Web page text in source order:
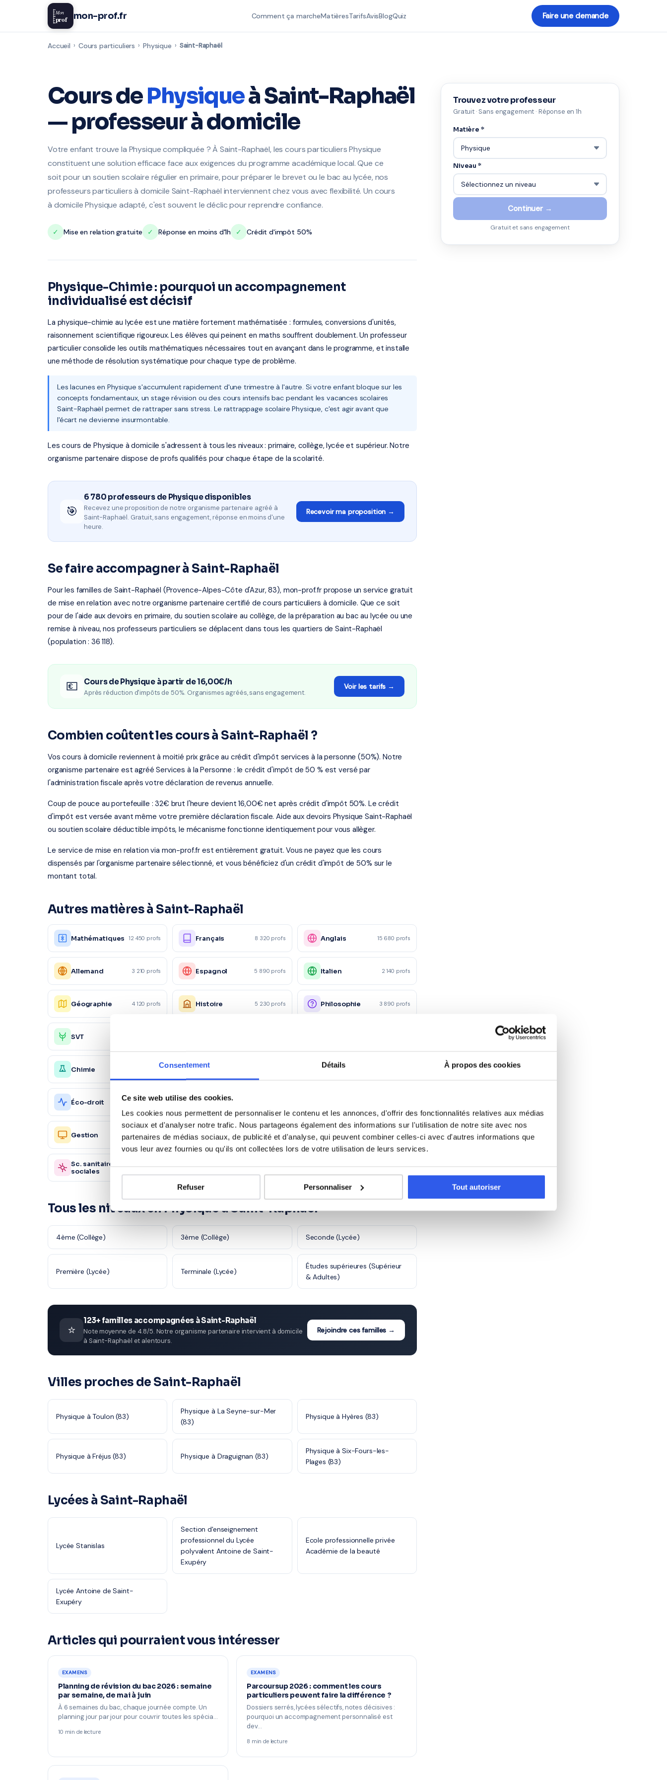
Consentement Détails À propos des cookies
Ce site web utilise des cookies.
Les cookies nous permettent de personnaliser le contenu et les annonces, d'offrir des fonctionnalités relatives aux médias
sociaux et d'analyser notre trafic. Nous partageons également des informations sur l'utilisation de notre site avec nos
partenaires de médias sociaux, de publicité et d'analyse, qui peuvent combiner celles-ci avec d'autres informations que
vous leur avez fournies ou qu'ils ont collectées lors de votre utilisation de leurs services.
Refuser Personnaliser Tout autoriser
Mon
prof mon-prof.fr Comment ça marcheMatièresTarifsAvisBlogQuiz Faire une demande
Accueil › Cours particuliers › Physique › Saint-Raphaël
Cours dePhysiqueà Saint-Raphaël
— professeur à domicile
Votre enfant trouve la Physique compliquée ? À Saint-Raphaël, les cours particuliers Physique
constituent une solution efficace face aux exigences du programme académique local. Que ce
soit pour un soutien scolaire régulier en primaire, pour préparer le brevet ou le bac au lycée, nos
professeurs particuliers à domicile Saint-Raphaël interviennent chez vous avec flexibilité. Un cours
à domicile Physique adapté, c'est souvent le déclic pour reprendre confiance.
✓ Mise en relation gratuite ✓ Réponse en moins d'1h ✓ Crédit d'impôt 50%
Physique-Chimie : pourquoi un accompagnement
individualisé est décisif
La physique-chimie au lycée est une matière fortement mathématisée : formules, conversions d'unités,
raisonnement scientifique rigoureux. Les élèves qui peinent en maths souffrent doublement. Un professeur
particulier consolide les outils mathématiques nécessaires tout en avançant dans le programme, et installe
une méthode de résolution systématique pour chaque type de problème.
Les lacunes en Physique s'accumulent rapidement d'une trimestre à l'autre. Si votre enfant bloque sur les
concepts fondamentaux, un stage révision ou des cours intensifs bac pendant les vacances scolaires
Saint-Raphaël permet de rattraper sans stress. Le rattrappage scolaire Physique, c'est agir avant que
l'écart ne devienne insurmontable.
Les cours de Physique à domicile s'adressent à tous les niveaux : primaire, collège, lycée et supérieur. Notre
organisme partenaire dispose de profs qualifiés pour chaque étape de la scolarité.
🎯
6 780 professeurs de Physique disponibles
Recevez une proposition de notre organisme partenaire agréé à
Saint-Raphaël. Gratuit, sans engagement, réponse en moins d'une
heure.
Recevoir ma proposition →
Se faire accompagner à Saint-Raphaël
Pour les familles de Saint-Raphaël (Provence-Alpes-Côte d'Azur, 83), mon-prof.fr propose un service gratuit
de mise en relation avec notre organisme partenaire certifié de cours particuliers à domicile. Que ce soit
pour de l'aide aux devoirs en primaire, du soutien scolaire au collège, de la préparation au bac au lycée ou une
remise à niveau, nos professeurs particuliers se déplacent dans tous les quartiers de Saint-Raphaël
(population : 36 118).
💶 Cours de Physique à partir de 16,00€/h
Après réduction d'impôts de 50%. Organismes agréés, sans engagement.
Voir les tarifs →
Combien coûtent les cours à Saint-Raphaël ?
Vos cours à domicile reviennent à moitié prix grâce au crédit d'impôt services à la personne (50%). Notre
organisme partenaire est agréé Services à la Personne : le crédit d'impôt de 50 % est versé par
l'administration fiscale après votre déclaration de revenus annuelle.
Coup de pouce au portefeuille : 32€ brut l'heure devient 16,00€ net après crédit d'impôt 50%. Le crédit
d'impôt est versée avant même votre première déclaration fiscale. Aide aux devoirs Physique Saint-Raphaël
ou soutien scolaire déductible impôts, le mécanisme fonctionne identiquement pour vous allèger.
Le service de mise en relation via mon-prof.fr est entièrement gratuit. Vous ne payez que les cours
dispensés par l'organisme partenaire sélectionné, et vous bénéficiez d'un crédit d'impôt de 50% sur le
montant total.
Autres matières à Saint-Raphaël
Mathématiques 12 450 profs Français 8 320 profs Anglais 15 680 profs
Allemand 3 210 profs Espagnol 5 890 profs Italien 2 140 profs
Géographie 4 120 profs Histoire 5 230 profs Philosophie 3 890 profs
SVT
Chimie 4 150 profs Économie Droit
Éco-droit 1 560 profs
Action
Gestion 2 450 profs
Humaines
1 120 profs
sociale
980 profs
Sc. sanitaires et
sociales
Tous les niveaux en Physique à Saint-Raphaël
4ème (Collège) 3ème (Collège) Seconde (Lycée)
Première (Lycée) Terminale (Lycée)
Études supérieures (Supérieur
& Adultes)
⭐
123+ familles accompagnées à Saint-Raphaël
Note moyenne de 4.8/5. Notre organisme partenaire intervient à domicile
à Saint-Raphaël et alentours.
Rejoindre ces familles →
Villes proches de Saint-Raphaël
Physique à Toulon (83)
Physique à La Seyne-sur-Mer
(83)
Physique à Hyères (83)
Physique à Fréjus (83) Physique à Draguignan (83)
Physique à Six-Fours-les-
Plages (83)
Lycées à Saint-Raphaël
Lycée Stanislas
Section d'enseignement
professionnel du Lycée
polyvalent Antoine de Saint-
Exupéry
Ecole professionnelle privée
Académie de la beauté
Lycée Antoine de Saint-
Exupéry
Articles qui pourraient vous intéresser
EXAMENS
Planning de révision du bac 2026 : semaine
par semaine, de mai à juin
À 6 semaines du bac, chaque journée compte. Un
planning jour par jour pour couvrir toutes les spécia…
10 min de lecture
EXAMENS
Parcoursup 2026 : comment les cours
particuliers peuvent faire la différence ?
Dossiers serrés, lycées sélectifs, notes décisives :
pourquoi un accompagnement personnalisé est
dev…
8 min de lecture
Trouvez votre professeur
Gratuit · Sans engagement · Réponse en 1h
Matière *
Niveau *
Continuer →
Gratuit et sans engagement